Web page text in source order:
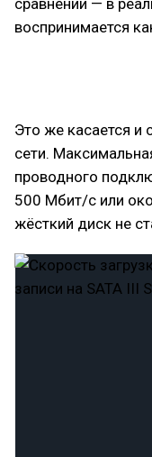
сравнении — в
воспринимается
Это же касается и
сети.
проводного
500 Мбит/с или
жёсткий диск не